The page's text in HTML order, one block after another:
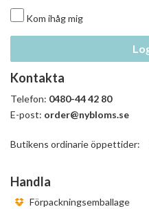
Kom ihåg mig
Kontakta
Telefon: 0480-44 42 80
E-post: order@nybloms.se
Butikens ordinarie öppettider:
Handla
Förpackningsemballage